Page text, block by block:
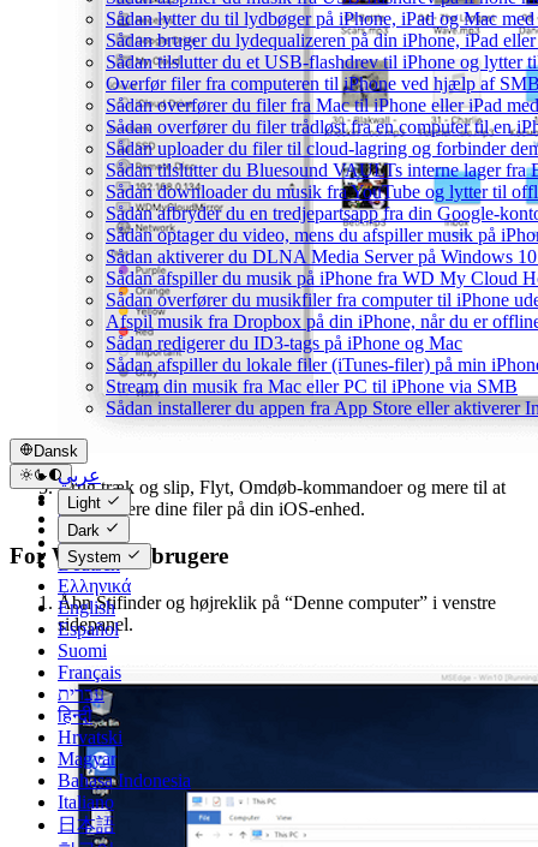
Sådan lytter du til lydbøger på iPhone, iPad og Mac
Sådan bruger du lydequalizeren på din iPhone, iPad
Sådan tilslutter du et USB-flashdrev til iPhone og lytter
Overfør filer fra computeren til iPhone ved hjælp af
Sådan overfører du filer fra Mac til iPhone eller iPad
Sådan overfører du filer trådløst fra en computer til en
Sådan uploader du filer til cloud-lagring og forbinder
Sådan tilslutter du Bluesound VAULTs interne lager fra
Sådan downloader du musik fra YouTube og lytter til
Sådan afbryder du en tredjepartsapp fra din Google-
Sådan optager du video, mens du afspiller musik på
Sådan aktiverer du DLNA Media Server på Windows
Sådan afspiller du musik på iPhone fra WD My Cloud
Sådan overfører du musikfiler fra computer til iPhone
Afspil musik fra Dropbox på din iPhone, når du er
Sådan redigerer du ID3-tags på iPhone og Mac
Sådan afspiller du lokale filer (iTunes-filer) på min
Stream din musik fra Mac eller PC til iPhone via SMB
Sådan installerer du appen fra App Store eller
Dansk
عربي
Català
Čeština
Dansk
Deutsch
Ελληνικά
English
Español
Suomi
Français
עברית
हिन्दी
Hrvatski
Magyar
Bahasa Indonesia
Italiano
日本語
Light
Dark
System
Brug træk og slip, Flyt, Omdøb-kommandoer og mere til at
administrere dine filer på din iOS-enhed.
For Windows-brugere
Åbn Stifinder og højreklik på “Denne computer” i venstre
sidepanel.